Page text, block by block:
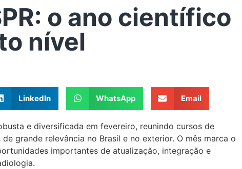
o ano científico
nível
LinkedIn WhatsApp Email
e diversificada em fevereiro, reunindo cursos de
grande relevância no Brasil e no exterior. O mês marca o
importantes de atualização, integração e